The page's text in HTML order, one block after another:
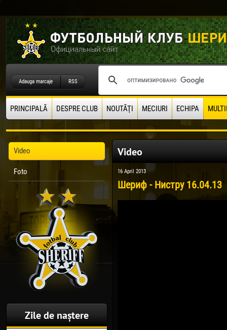
Adauga marcaje RSS
PRINCIPALĂ DESPRE CLUB NOUTĂŢI MECIURI ECHIPA
Video
Foto
Zile de naștere
Video
16 April 2013
Шериф - Нистру 16.04.13